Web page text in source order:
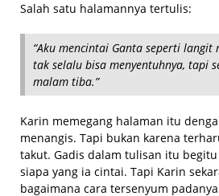
Salah satu halamannya tertulis:
“Aku mencintai Ganta seperti
tak selalu bisa menyentuhnya, tapi
malam tiba.”
Karin memegang halaman itu
menangis. Tapi bukan karena
takut. Gadis dalam tulisan itu
siapa yang ia cintai. Tapi Karin
bagaimana cara tersenyum